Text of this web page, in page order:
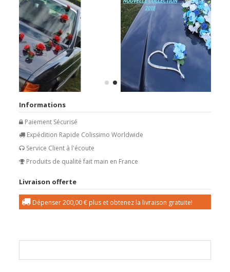
Informations
Paiement Sécurisé
Expédition Rapide Colissimo Worldwide
Service Client à l'écoute
Produits de qualité fait main en France
Livraison offerte
Dépenser200,00 € plus et obtenez la livraison gratuite!